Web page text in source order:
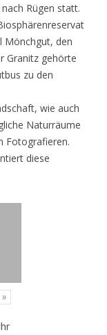
Rügen statt.
Mönchgut, den
Granitz gehörte
zu den
wie auch
Naturräume
Fotografieren.
diese
»